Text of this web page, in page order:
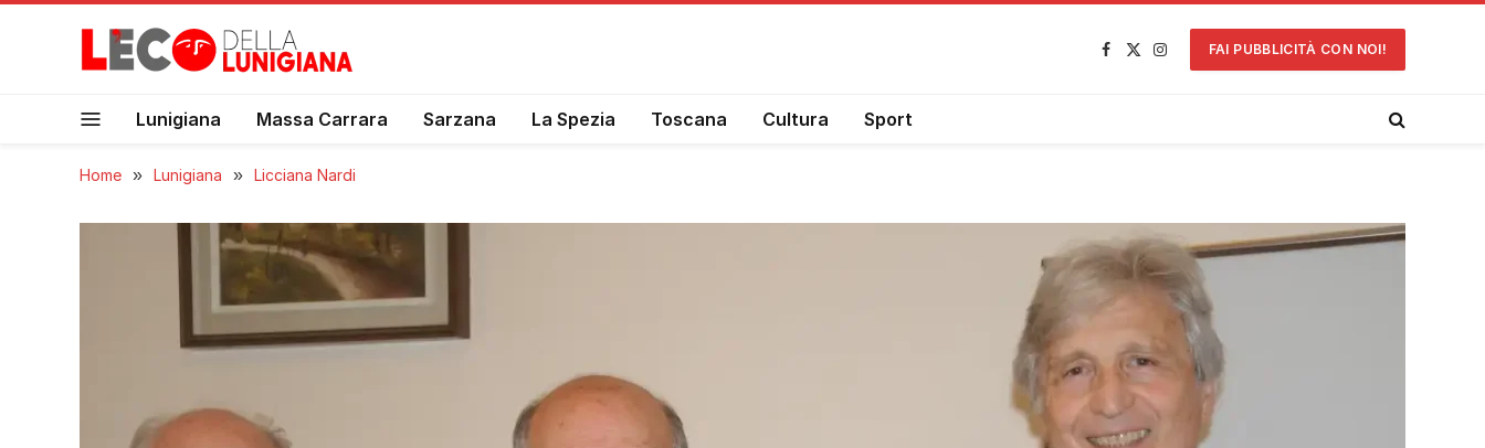
Facebook
X
Instagram
FAI PUBBLICITÀ CON NOI!
Lunigiana Massa Carrara Sarzana La Spezia Toscana Cultura Sport
Home » Lunigiana » Licciana Nardi